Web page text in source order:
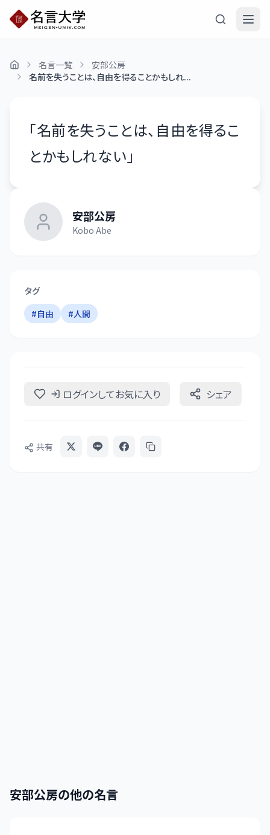
名言一覧
安部公房
名前を失うことは、自由を得ることかもしれ...
「名前を失うことは、自由を得るこ
とかもしれない 」
安部公房
Kobo Abe
タグ
#自由 #人間
ログインしてお気に入り シェア
共有
安部公房の他の名言